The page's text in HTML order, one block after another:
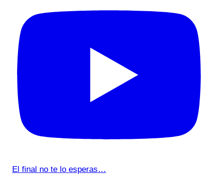
El final no te lo esperas…